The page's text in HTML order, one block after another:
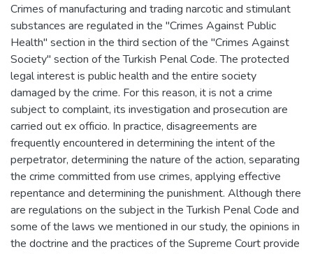
Crimes of manufacturing and trading narcotic and stimulant
substances are regulated in the "Crimes Against Public
Health" section in the third section of the "Crimes Against
Society" section of the Turkish Penal Code. The protected
legal interest is public health and the entire society
damaged by the crime. For this reason, it is not a crime
subject to complaint, its investigation and prosecution are
carried out ex officio. In practice, disagreements are
frequently encountered in determining the intent of the
perpetrator, determining the nature of the action, separating
the crime committed from use crimes, applying effective
repentance and determining the punishment. Although there
are regulations on the subject in the Turkish Penal Code and
some of the laws we mentioned in our study, the opinions in
the doctrine and the practices of the Supreme Court provide